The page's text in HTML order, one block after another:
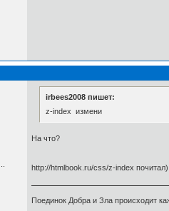
irbees2008 пишет:
z-index измени
На что?
http://htmlbook.ru/css/z-index почитал)
Поединок Добра и Зла происходит